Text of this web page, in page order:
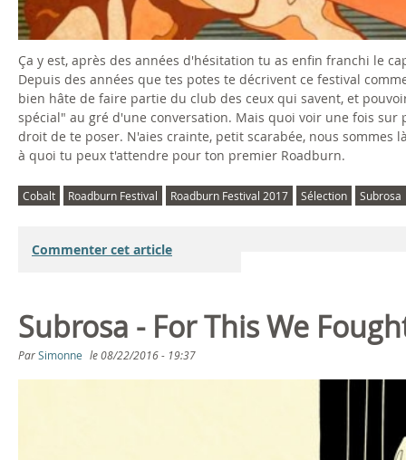
Ça y est, après des années d'hésitation tu as enfin franchi le
Depuis des années que tes potes te décrivent ce festival
bien hâte de faire partie du club des ceux qui savent, et
spécial" au gré d'une conversation. Mais quoi voir une fois
droit de te poser. N'aies crainte, petit scarabée, nous
à quoi tu peux t'attendre pour ton premier Roadburn.
Cobalt Roadburn Festival Roadburn Festival 2017 Sélection Subrosa
Commenter cet article
Subrosa - For This We
ParSimonne le08/22/2016 - 19:37